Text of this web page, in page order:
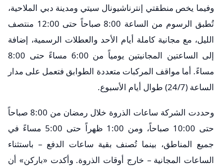
وفيما يخص منطقتي إنترناشيونال سيتي ومدينة دبي الملاحية،
تُطبق الرسوم من الساعة 8:00 صباحاً حتى 12:00 منتصف
الليل، مع مجانية كاملة أيام الأحد والعطلات الرسمية، إضافة
إلى الساعتين المجانيتين يومياً من 6:00 مساءً حتى 8:00
مساءً. أما مواقف المركبات متعددة الطوابق فتعمل على مدار
الساعة (24/7) طوال أيام الأسبوع.
وحددت الشركة ساعات الذروة خلال رمضان من 8:00 صباحاً
حتى 10:00 صباحاً، ومن 1:00 ظهراً حتى 5:00 مساءً في
جميع المناطق، بينما تُصنف بقية ساعات الدفع – باستثناء
الساعات المجانية – خارج أوقات الذروة. وأكدت «باركن» أن